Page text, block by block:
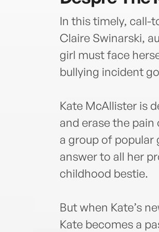
In this timely, call-
Claire Swinarski,
girl must face
bullying incident
Kate McAllister is
and erase the
a group of popular
answer to all her
childhood bestie.
But when Kate’s
Kate becomes a